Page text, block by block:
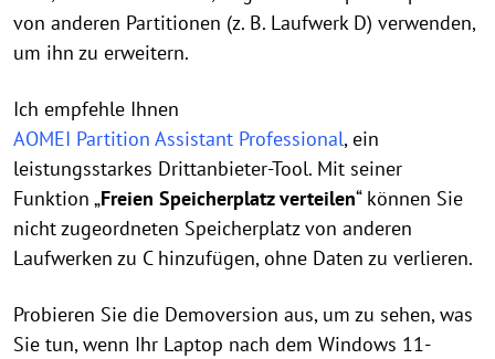
von anderen Partitionen (z. B. Laufwerk D) verwenden,
um ihn zu erweitern.
Ich empfehle Ihnen
AOMEI Partition Assistant Professional, ein
leistungsstarkes Drittanbieter-Tool. Mit seiner
Funktion „Freien Speicherplatz verteilen“ können Sie
nicht zugeordneten Speicherplatz von anderen
Laufwerken zu C hinzufügen, ohne Daten zu verlieren.
Probieren Sie die Demoversion aus, um zu sehen, was
Sie tun, wenn Ihr Laptop nach dem Windows 11-